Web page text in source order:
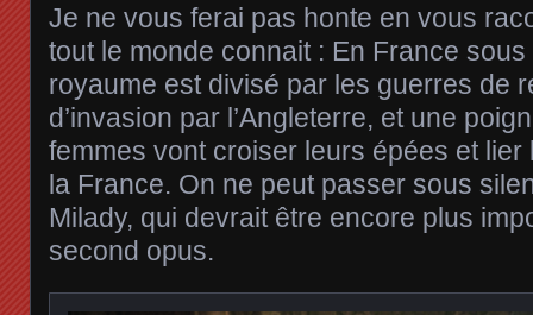
Je ne vous ferai pas honte en vous
tout le monde connait : En France sous
royaume est divisé par les guerres de
d’invasion par l’Angleterre, et une
femmes vont croiser leurs épées et
la France. On ne peut passer sous
Milady, qui devrait être encore plus
second opus.